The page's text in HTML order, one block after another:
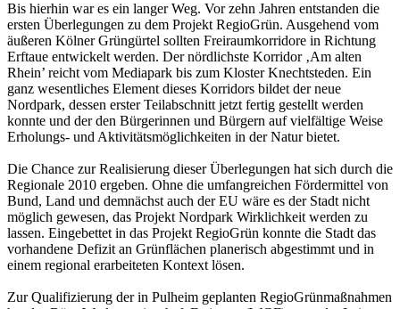
Bis hierhin war es ein langer Weg. Vor zehn Jahren entstanden die
ersten Überlegungen zu dem Projekt RegioGrün. Ausgehend vom
äußeren Kölner Grüngürtel sollten Freiraumkorridore in Richtung
Erftaue entwickelt werden. Der nördlichste Korridor ‚Am alten
Rhein’ reicht vom Mediapark bis zum Kloster Knechtsteden. Ein
ganz wesentliches Element dieses Korridors bildet der neue
Nordpark, dessen erster Teilabschnitt jetzt fertig gestellt werden
konnte und der den Bürgerinnen und Bürgern auf vielfältige Weise
Erholungs- und Aktivitätsmöglichkeiten in der Natur bietet.
Die Chance zur Realisierung dieser Überlegungen hat sich durch die
Regionale 2010 ergeben. Ohne die umfangreichen Fördermittel von
Bund, Land und demnächst auch der EU wäre es der Stadt nicht
möglich gewesen, das Projekt Nordpark Wirklichkeit werden zu
lassen. Eingebettet in das Projekt RegioGrün konnte die Stadt das
vorhandene Defizit an Grünflächen planerisch abgestimmt und in
einem regional erarbeiteten Kontext lösen.
Zur Qualifizierung der in Pulheim geplanten RegioGrünmaßnahmen